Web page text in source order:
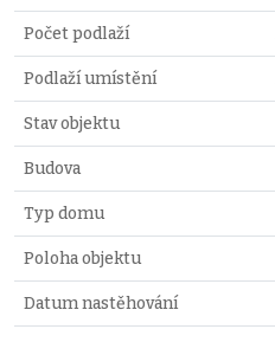
Počet podlaží
Podlaží umístění
Stav objektu
Budova
Typ domu
Poloha objektu
Datum nastěhování